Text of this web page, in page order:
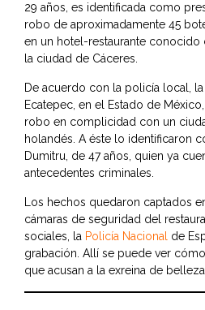
29 años, es identificada como
robo de aproximadamente 45
en un hotel-restaurante conocido
la ciudad de Cáceres.
De acuerdo con la policía local,
Ecatepec, en el Estado de
robo en complicidad con un
holandés. A éste lo identificaron
Dumitru, de 47 años, quien ya
antecedentes criminales.
Los hechos quedaron captados
cámaras de seguridad del
sociales, la Policía Nacional de
grabación. Allí se puede ver
que acusan a la exreina de